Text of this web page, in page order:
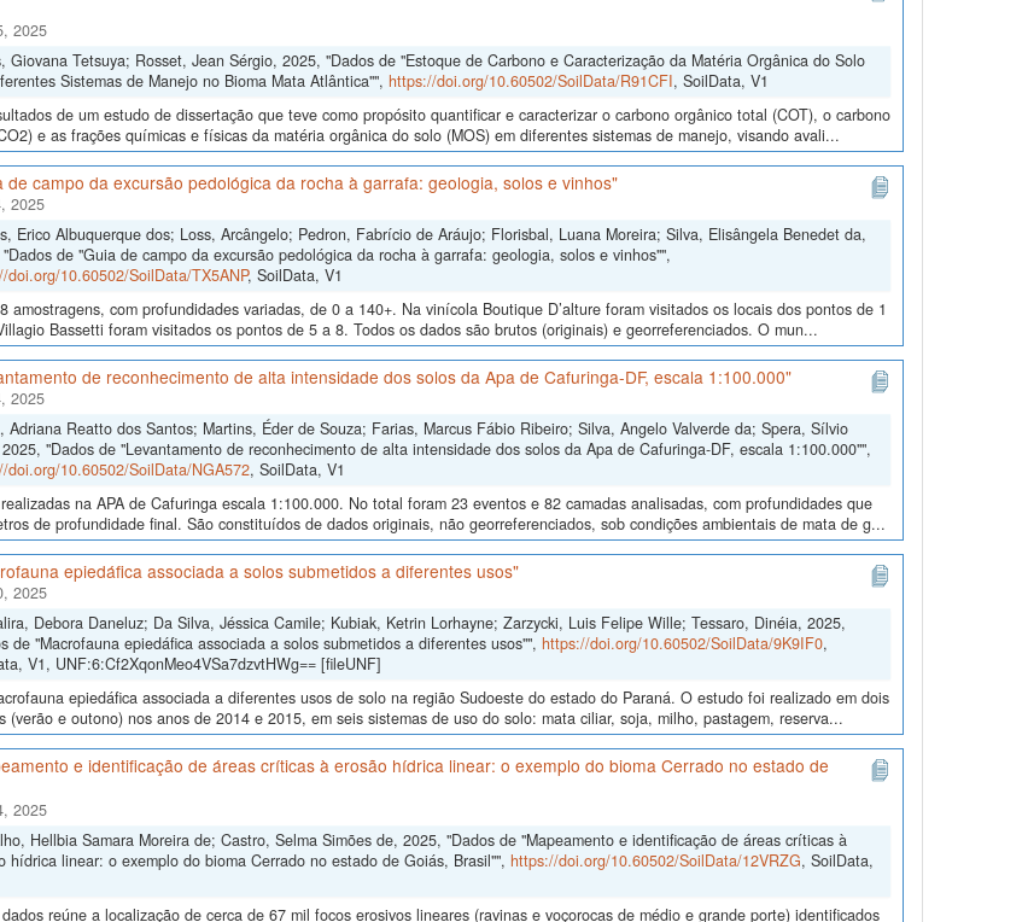
2025
Giovana Tetsuya; Rosset, Jean Sérgio, 2025, "Dados de "Estoque de Carbono e Caracterização da Matéria Orgânica do Solo
Sistemas de Manejo no Bioma Mata Atlântica"", https://doi.org/10.60502/SoilData/R91CFI, SoilData, V1
de um estudo de dissertação que teve como propósito quantificar e caracterizar o carbono orgânico total (COT), o carbono
e as frações químicas e físicas da matéria orgânica do solo (MOS) em diferentes sistemas de manejo, visando avali...
de campo da excursão pedológica da rocha à garrafa: geologia, solos e vinhos"
2025
Erico Albuquerque dos; Loss, Arcângelo; Pedron, Fabrício de Aráujo; Florisbal, Luana Moreira; Silva, Elisângela Benedet da,
de "Guia de campo da excursão pedológica da rocha à garrafa: geologia, solos e vinhos"",
doi.org/10.60502/SoilData/TX5ANP, SoilData, V1
amostragens, com profundidades variadas, de 0 a 140+. Na vinícola Boutique D’alture foram visitados os locais dos pontos de 1
Bassetti foram visitados os pontos de 5 a 8. Todos os dados são brutos (originais) e georreferenciados. O mun...
de reconhecimento de alta intensidade dos solos da Apa de Cafuringa-DF, escala 1:100.000"
2025
Adriana Reatto dos Santos; Martins, Éder de Souza; Farias, Marcus Fábio Ribeiro; Silva, Angelo Valverde da; Spera, Sílvio
"Dados de "Levantamento de reconhecimento de alta intensidade dos solos da Apa de Cafuringa-DF, escala 1:100.000"",
doi.org/10.60502/SoilData/NGA572, SoilData, V1
na APA de Cafuringa escala 1:100.000. No total foram 23 eventos e 82 camadas analisadas, com profundidades que
de profundidade final. São constituídos de dados originais, não georreferenciados, sob condições ambientais de mata de g...
epiedáfica associada a solos submetidos a diferentes usos"
2025
Debora Daneluz; Da Silva, Jéssica Camile; Kubiak, Ketrin Lorhayne; Zarzycki, Luis Felipe Wille; Tessaro, Dinéia, 2025,
de "Macrofauna epiedáfica associada a solos submetidos a diferentes usos"", https://doi.org/10.60502/SoilData/9K9IF0,
V1, UNF:6:Cf2XqonMeo4VSa7dzvtHWg== [fileUNF]
epiedáfica associada a diferentes usos de solo na região Sudoeste do estado do Paraná. O estudo foi realizado em dois
(verão e outono) nos anos de 2014 e 2015, em seis sistemas de uso do solo: mata ciliar, soja, milho, pastagem, reserva...
e identificação de áreas críticas à erosão hídrica linear: o exemplo do bioma Cerrado no estado de
2025
Hellbia Samara Moreira de; Castro, Selma Simões de, 2025, "Dados de "Mapeamento e identificação de áreas críticas à
hídrica linear: o exemplo do bioma Cerrado no estado de Goiás, Brasil"", https://doi.org/10.60502/SoilData/12VRZG, SoilData,
reúne a localização de cerca de 67 mil focos erosivos lineares (ravinas e voçorocas de médio e grande porte) identificados